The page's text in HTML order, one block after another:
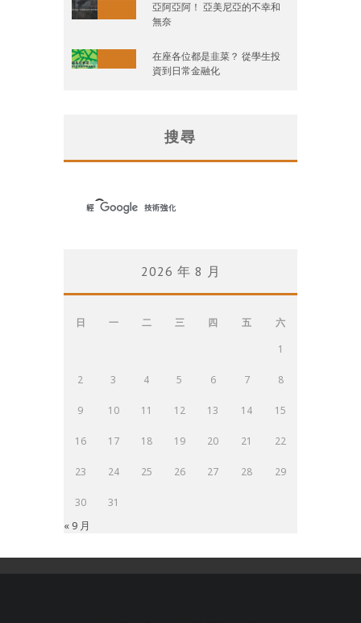
亞阿亞阿！ 亞美尼亞的不幸和
無奈
在座各位都是韭菜？ 從學生投
資到日常金融化
搜尋
2026 年 8 月
日 一 二 三 四 五
六
1
2 3 4 5 6 7 8
9 10 11 12 13 14 15
16 17 18 19 20 21 22
23 24 25 26 27 28 29
30 31
« 9 月